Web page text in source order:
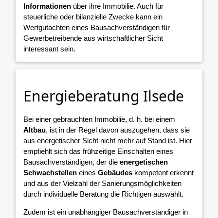
Informationen über ihre Immobilie. Auch für
steuerliche oder bilanzielle Zwecke kann ein
Wertgutachten eines Bausachverständigen für
Gewerbetreibende aus wirtschaftlicher Sicht
interessant sein.
Energieberatung Ilsede
Bei einer gebrauchten Immobilie, d. h. bei einem
Altbau, ist in der Regel davon auszugehen, dass sie
aus energetischer Sicht nicht mehr auf Stand ist. Hier
empfiehlt sich das frühzeitige Einschalten eines
Bausachverständigen, der die energetischen
Schwachstellen eines Gebäudes kompetent erkennt
und aus der Vielzahl der Sanierungsmöglichkeiten
durch individuelle Beratung die Richtigen auswählt.
Zudem ist ein unabhängiger Bausachverständiger in